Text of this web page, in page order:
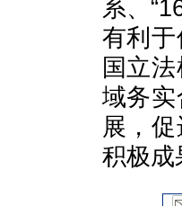
系、
有利
国立
域务
展，
积极成